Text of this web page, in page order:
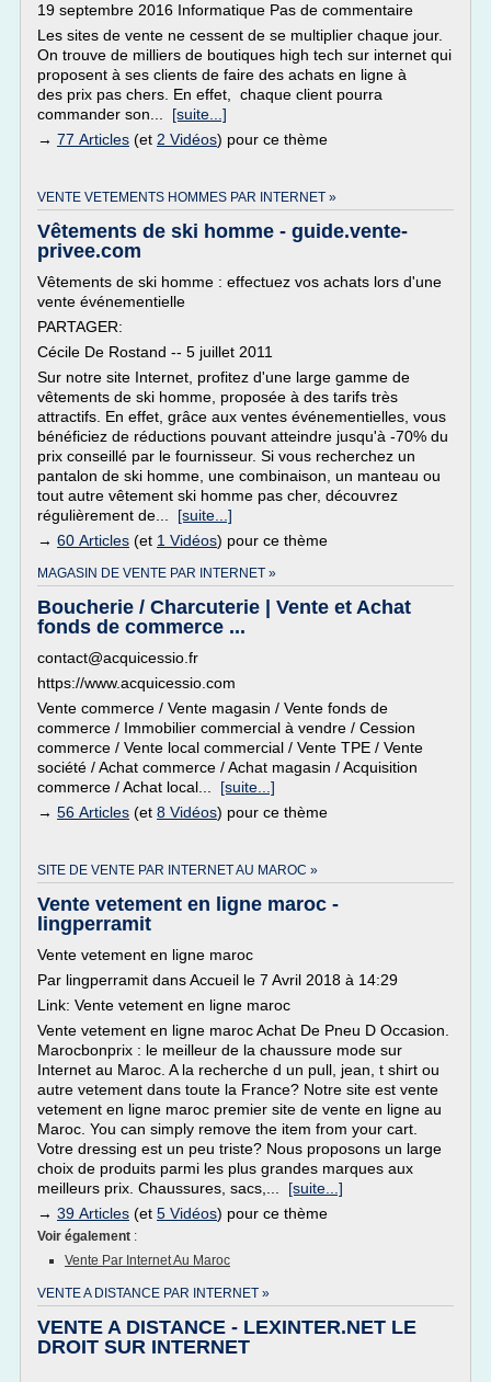
19 septembre 2016 Informatique Pas de commentaire
Les sites de vente ne cessent de se multiplier chaque jour.
On trouve de milliers de boutiques high tech sur internet qui
proposent à ses clients de faire des achats en ligne à
des prix pas chers. En effet, chaque client pourra
commander son... [suite...]
→ 77 Articles (et 2 Vidéos) pour ce thème
VENTE VETEMENTS HOMMES PAR INTERNET »
Vêtements de ski homme - guide.vente-
privee.com
Vêtements de ski homme : effectuez vos achats lors d'une
vente événementielle
PARTAGER:
Cécile De Rostand -- 5 juillet 2011
Sur notre site Internet, profitez d'une large gamme de
vêtements de ski homme, proposée à des tarifs très
attractifs. En effet, grâce aux ventes événementielles, vous
bénéficiez de réductions pouvant atteindre jusqu'à -70% du
prix conseillé par le fournisseur. Si vous recherchez un
pantalon de ski homme, une combinaison, un manteau ou
tout autre vêtement ski homme pas cher, découvrez
régulièrement de... [suite...]
→ 60 Articles (et 1 Vidéos) pour ce thème
MAGASIN DE VENTE PAR INTERNET »
Boucherie / Charcuterie | Vente et Achat
fonds de commerce ...
contact@acquicessio.fr
https://www.acquicessio.com
Vente commerce / Vente magasin / Vente fonds de
commerce / Immobilier commercial à vendre / Cession
commerce / Vente local commercial / Vente TPE / Vente
société / Achat commerce / Achat magasin / Acquisition
commerce / Achat local... [suite...]
→ 56 Articles (et 8 Vidéos) pour ce thème
SITE DE VENTE PAR INTERNET AU MAROC »
Vente vetement en ligne maroc -
lingperramit
Vente vetement en ligne maroc
Par lingperramit dans Accueil le 7 Avril 2018 à 14:29
Link: Vente vetement en ligne maroc
Vente vetement en ligne maroc Achat De Pneu D Occasion.
Marocbonprix : le meilleur de la chaussure mode sur
Internet au Maroc. A la recherche d un pull, jean, t shirt ou
autre vetement dans toute la France? Notre site est vente
vetement en ligne maroc premier site de vente en ligne au
Maroc. You can simply remove the item from your cart.
Votre dressing est un peu triste? Nous proposons un large
choix de produits parmi les plus grandes marques aux
meilleurs prix. Chaussures, sacs,... [suite...]
→ 39 Articles (et 5 Vidéos) pour ce thème
Voir également :
Vente Par Internet Au Maroc
VENTE A DISTANCE PAR INTERNET »
VENTE A DISTANCE - LEXINTER.NET LE
DROIT SUR INTERNET